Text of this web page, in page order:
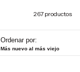
267 productos
Ordenar por:
Más nuevo al más viejo